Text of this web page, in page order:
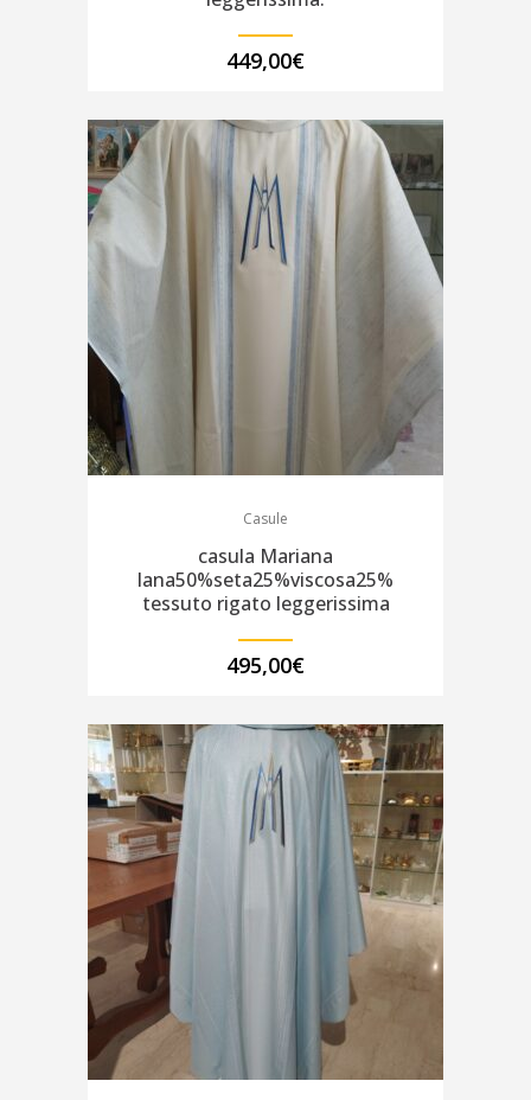
449,00€
Casule
casula Mariana
lana50%seta25%viscosa25%
tessuto rigato leggerissima
495,00€